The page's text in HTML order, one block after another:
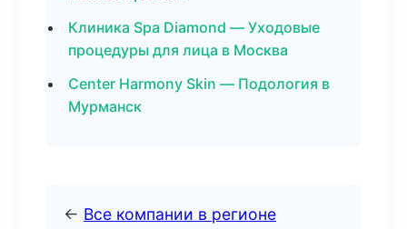
Клиника Spa Diamond — Уходовые
процедуры для лица в Москва
Center Harmony Skin — Подология в
Мурманск
← Все компании в регионе